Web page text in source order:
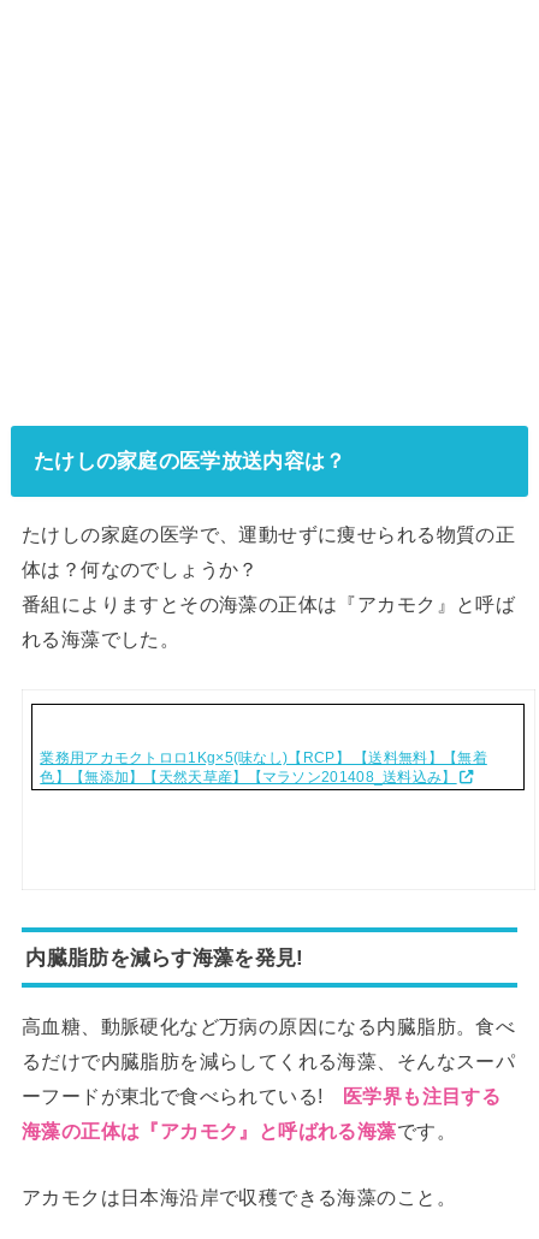
たけしの家庭の医学放送内容は？
たけしの家庭の医学で、運動せずに痩せられる物質の正
体は？何なのでしょうか？
番組によりますとその海藻の正体は『アカモク』と呼ば
れる海藻でした。
業務用アカモクトロロ1Kg×5(味なし)【RCP】 【送料無料】【無着
色】【無添加】【天然天草産】【マラソン201408_送料込み】
内臓脂肪を減らす海藻を発見!
高血糖、動脈硬化など万病の原因になる内臓脂肪。食べ
るだけで内臓脂肪を減らしてくれる海藻、そんなスーパ
ーフードが東北で食べられている!
医学界も注目する
海藻の正体は『アカモク』と呼ばれる海藻です。
アカモクは日本海沿岸で収穫できる海藻のこと。